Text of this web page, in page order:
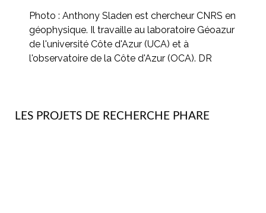
Photo : Anthony Sladen est chercheur CNRS en
géophysique. Il travaille au laboratoire Géoazur
de l'université Côte d'Azur (UCA) et à
l'observatoire de la Côte d'Azur (OCA). DR
LES PROJETS DE RECHERCHE PHARE